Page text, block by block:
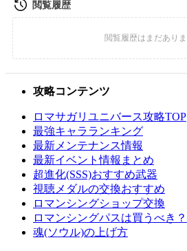
攻略コンテンツ
ロマサガリユニバース攻略TOP
最強キャラランキング
最新メンテナンス情報
最新イベント情報まとめ
超進化(SSS)おすすめ武器
視聴メダルの交換おすすめ
ロマンシングショップ交換
ロマンシングパスは買うべき？
魂(ソウル)の上げ方